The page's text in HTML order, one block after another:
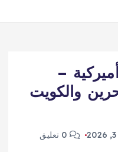
–
والكويت